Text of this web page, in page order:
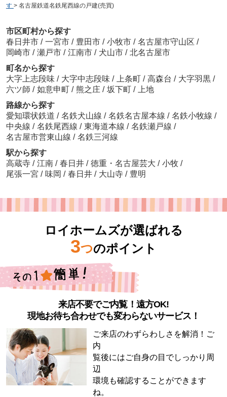
す > 名古屋鉄道名鉄尾西線の戸建(売買)
市区町村から探す
春日井市 / 一宮市 / 豊田市 / 小牧市 / 名古屋市守山区 /
岡崎市 / 瀬戸市 / 江南市 / 犬山市 / 北名古屋市
町名から探す
大字上志段味 / 大字中志段味 / 上条町 / 高森台 / 大字羽黒 /
六ツ師 / 如意申町 / 熊之庄 / 坂下町 / 上地
路線から探す
愛知環状鉄道 / 名鉄犬山線 / 名鉄名古屋本線 / 名鉄小牧線 /
中央線 / 名鉄尾西線 / 東海道本線 / 名鉄瀬戸線 /
名古屋市営東山線 / 名鉄三河線
駅から探す
高蔵寺 / 江南 / 春日井 / 徳重・名古屋芸大 / 小牧 /
尾張一宮 / 味岡 / 春日井 / 大山寺 / 豊明
ロイホームズが選ばれる
3つのポイント
来店不要でご内覧！遠方OK!
現地お待ち合わせでも変わらないサービス！
ご来店のわずらわしさを解消！ご
内
覧後にはご自身の目でしっかり周
辺
環境も確認することができます
ね。